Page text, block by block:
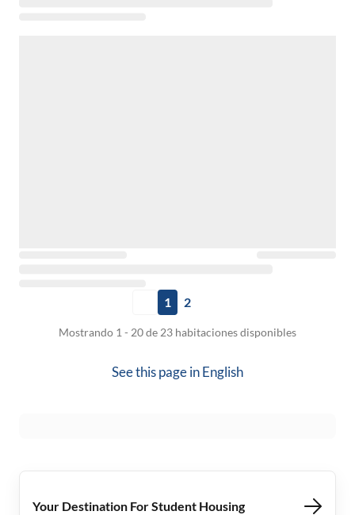
1 2
Mostrando 1 - 20 de 23 habitaciones disponibles
See this page inEnglish
Your Destination For Student Housing